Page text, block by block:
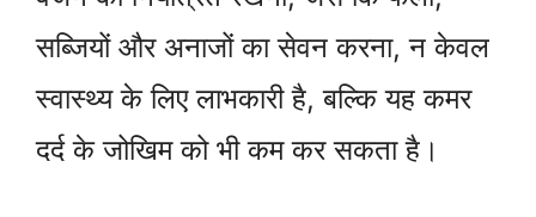
सब्जियों और अनाजों का सेवन करना, न केवल
स्वास्थ्य के लिए लाभकारी है, बल्कि यह कमर
दर्द के जोखिम को भी कम कर सकता है।